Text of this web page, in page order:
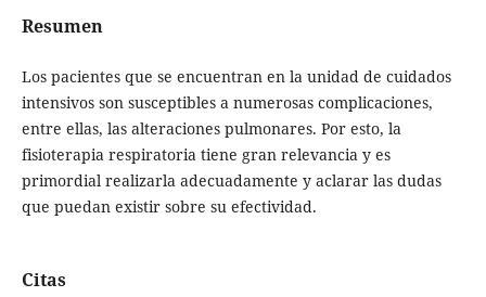
Resumen
Los pacientes que se encuentran en la unidad de cuidados
intensivos son susceptibles a numerosas complicaciones,
entre ellas, las alteraciones pulmonares. Por esto, la
fisioterapia respiratoria tiene gran relevancia y es
primordial realizarla adecuadamente y aclarar las dudas
que puedan existir sobre su efectividad.
Citas